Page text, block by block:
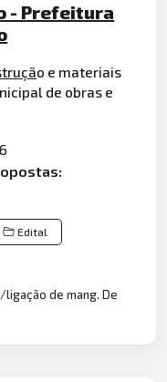
- Prefeitura
o e materiais
de obras e
Edital
ligação de mang. De